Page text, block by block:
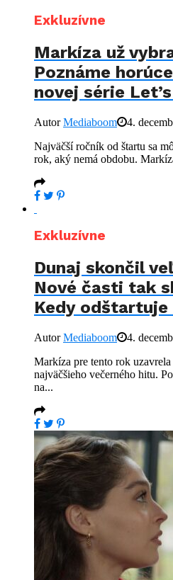
Exkluzívne
Markíza už
Poznáme
novej série
AutorMediaboom
4.
Najväčší ročník od štartu sa
rok, aký nemá obdobu.
Exkluzívne
Dunaj skončil
Nové časti tak
Kedy odštartuje
AutorMediaboom
4.
Markíza pre tento rok
najväčšieho večerného hitu.
na...